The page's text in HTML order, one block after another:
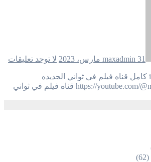
maxadmin 31 مارس، 2023 لا توجد تعليقات
https://youtube.com/@movie_in_second_max قناه فيلم في ثواني
(62)